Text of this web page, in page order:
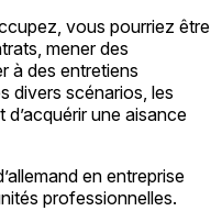
vous pourriez être
mener des
à des entretiens
divers scénarios, les
une aisance
en entreprise
professionnelles.